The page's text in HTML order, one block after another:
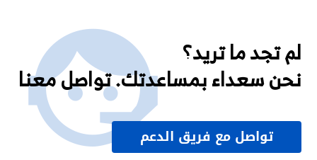
لم تجد ما تريد؟
نحن سعداء بمساعدتك. تواصل معنا
تواصل مع فريق الدعم